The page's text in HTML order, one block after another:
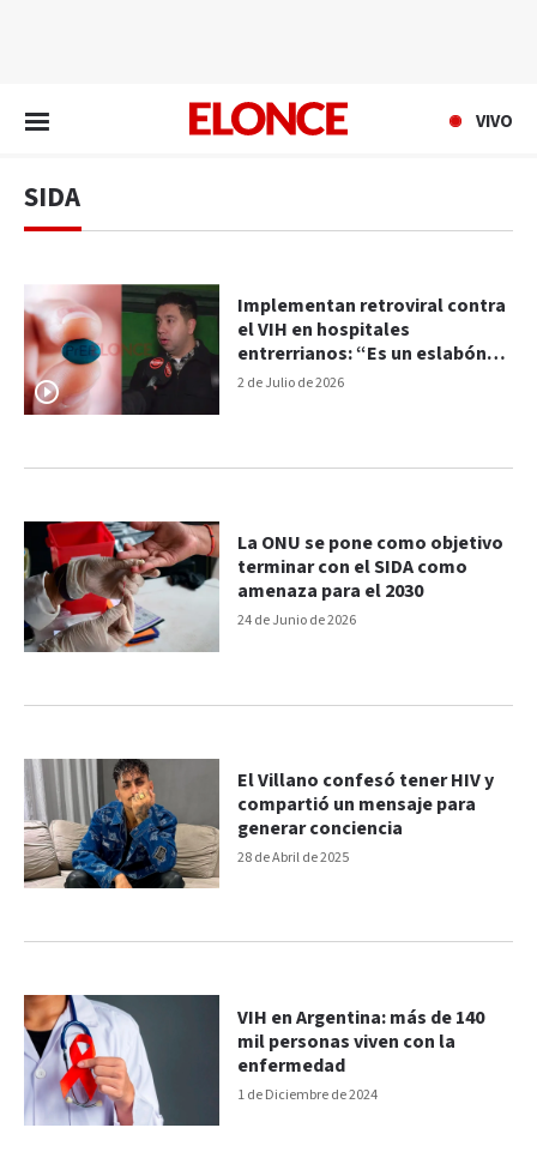
VIVO
SIDA
2 de Julio de 2026
Implementan retroviral contra
el VIH en hospitales
entrerrianos: “Es un eslabón
más a la cadena de prevención"
24 de Junio de 2026
La ONU se pone como objetivo
terminar con el SIDA como
amenaza para el 2030
28 de Abril de 2025
El Villano confesó tener HIV y
compartió un mensaje para
generar conciencia
1 de Diciembre de 2024
VIH en Argentina: más de 140
mil personas viven con la
enfermedad